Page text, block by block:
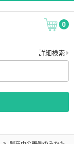
0
詳細検索